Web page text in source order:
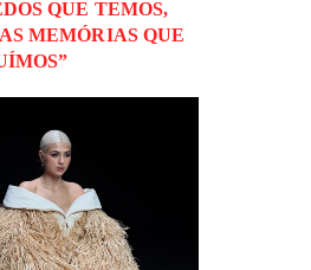
QUE TEMOS,
MEMÓRIAS QUE